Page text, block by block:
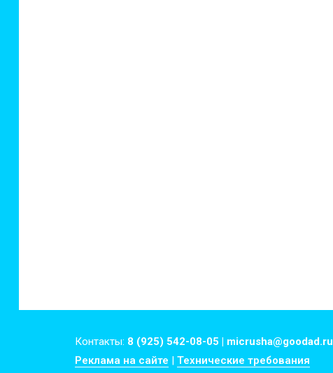
Контакты: 8 (925) 542-08-05 | micrusha@goodad.ru
Реклама на сайте | Технические требования